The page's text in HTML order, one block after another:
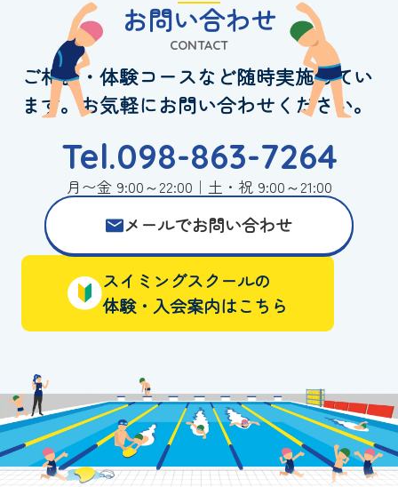
お問い合わせ
CONTACT
ご相談・体験コースなど随時実施してい
ます。お気軽にお問い合わせください。
Tel.098-863-7264
月〜金 9:00～22:00｜土・祝 9:00～21:00
メールでお問い合わせ
スイミングスクールの
体験・入会案内はこちら